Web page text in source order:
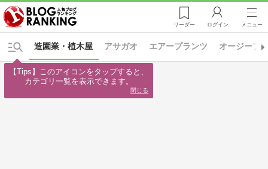
リーダー ログイン メニュー
アサガオ エアープランツ オージープ
造園業・植木屋
【Tips】このアイコンをタップすると、
カテゴリ一覧を表示できます。
閉じる